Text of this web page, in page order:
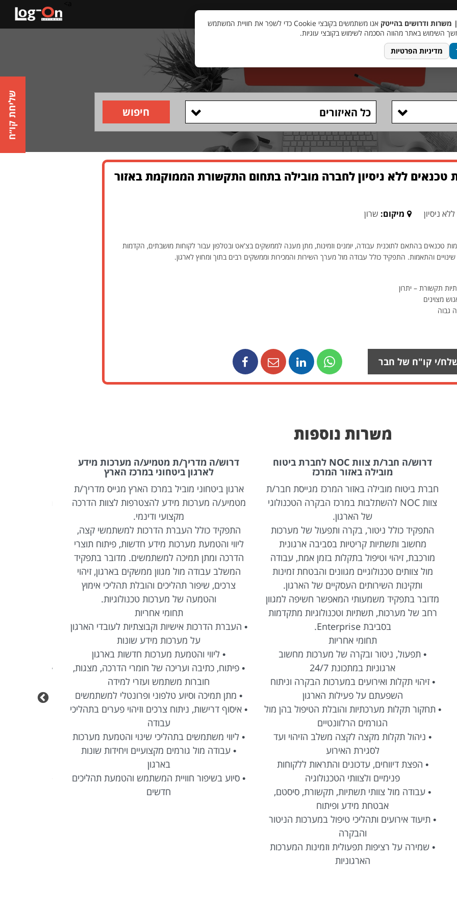
כל האיזורים חיפוש
ללא ניסיון לחברה מובילה בתחום התקשורת הממוקמת באזור
ללא ניסיון מיקום: שרון
טכנאים בהתאם לתוכנית עבודה, יומנים וזמינות, מתן מענה לממשקים בצ'אט ובטלפון עבור לקוחות מושבתים, הקדמות
והתאמות. התפקיד כולל עבודה מול מערך השירות והמכירות וממשקים רבים בתוך ומחוץ לארגון.
תקשורת – יתרון
מצוינים
גבוה
י קו"ח של חבר
משרות נוספות
דרוש/ה מדריך/ת מטמיע/ה מערכות מידע
לארגון ביטחוני במרכז הארץ
ארגון ביטחוני מוביל במרכז הארץ מגייס מדריך/ת
מטמיע/ה מערכות מידע להצטרפות לצוות הדרכה
מקצועי ודינמי.
התפקיד כולל העברת הדרכות למשתמשי קצה,
ליווי והטמעת מערכות מידע חדשות, פיתוח תוצרי
הדרכה ומתן תמיכה למשתמשים. מדובר בתפקיד
המשלב עבודה מול מגוון ממשקים בארגון, זיהוי
צרכים, שיפור תהליכים והובלת תהליכי אימוץ
והטמעה של מערכות טכנולוגיות.
תחומי אחריות
• העברת הדרכות אישיות וקבוצתיות לעובדי הארגון
על מערכות מידע שונות
• ליווי והטמעת מערכות חדשות בארגון
• פיתוח, כתיבה ועריכה של חומרי הדרכה, מצגות,
חוברות משתמש ועזרי למידה
• מתן תמיכה וסיוע טלפוני ופרונטלי למשתמשים
• איסוף דרישות, ניתוח צרכים וזיהוי פערים בתהליכי
עבודה
• ליווי משתמשים בתהליכי שינוי והטמעת מערכות
• עבודה מול גורמים מקצועיים ויחידות שונות
בארגון
• סיוע בשיפור חוויית המשתמש והטמעת תהליכים
חדשים
דרוש/ה איש/אשת מחשוב שטח PC לארגון
ציבורי מוביל בירושלים
ארגון ציבורי מוביל בירושלים מגייס איש/אשת
מחשוב שטח לתפקיד עצמאי ודינמי הכולל אחריות
מלאה על תפעול, תחזוקה וטיפול בתקלות מחשוב
במספר אתרים ברחבי המחוז.
מדובר בתפקיד שטח Hands-On הכולל עבודה
ישירה עם תשתיות מחשוב, רשתות, שרתים וציוד
קצה בסביבה ארגונית מורכבת. התפקיד כולל רכב
צמוד ומיועד לאנשי מקצוע בעלי ניסיון מוכח
בעבודה עצמאית בשטח ותודעת שירות גבוהה.
תחומי אחריות
• טיפול עצמאי בתקלות חומרה, תוכנה ותקשורת
באתרי הארגון
• התקנה, תחזוקה והגדרה של עמדות מחשב וציוד
היקפי
• עבודה שוטפת מול רשתות ארגוניות, שרתים
ורכיבי תקשורת
• חיבור, הטמעה ותחזוקה של ציוד קצה בסביבה
ארגונית
• מתן תמיכה ושירות פרונטלי למשתמשים
• אחריות על מספר אתרים במקביל
• הדרכת משתמשים והטמעת מערכות וטכנולוגיות
חדשות
| משרות ודרושים בהייטק
אנו משתמשים בקובצי Cookie כדי לשפר את חוויית המשתמש
השימוש באתר מהווה הסכמה לשימוש בקובצי עוגיות.
מדיניות הפרטיות
שליחת קו״ח